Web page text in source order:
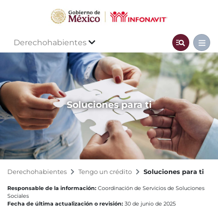
Derechohabientes
Soluciones para ti
Derechohabientes Tengo un crédito Soluciones para ti
Responsable de la información: Coordinación de Servicios de Soluciones
Sociales
Fecha de última actualización o revisión: 30 de junio de 2025